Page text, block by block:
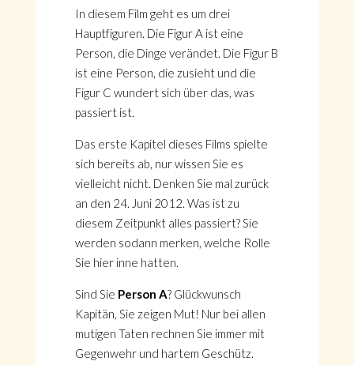
In diesem Film geht es um drei
Hauptfiguren. Die Figur A ist eine
Person, die Dinge verändet. Die Figur B
ist eine Person, die zusieht und die
Figur C wundert sich über das, was
passiert ist.
Das erste Kapitel dieses Films spielte
sich bereits ab, nur wissen Sie es
vielleicht nicht. Denken Sie mal zurück
an den 24. Juni 2012. Was ist zu
diesem Zeitpunkt alles passiert? Sie
werden sodann merken, welche Rolle
Sie hier inne hatten.
Sind Sie Person A? Glückwunsch
Kapitän, Sie zeigen Mut! Nur bei allen
mutigen Taten rechnen Sie immer mit
Gegenwehr und hartem Geschütz.